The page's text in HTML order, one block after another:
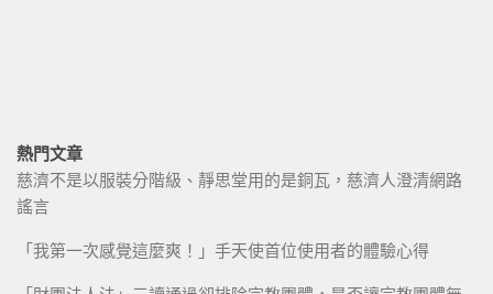
熱門文章
慈濟不是以服裝分階級、靜思堂用的是銅瓦，慈濟人澄清網路
謠言
「我第一次感覺這麼爽！」手天使首位使用者的體驗心得